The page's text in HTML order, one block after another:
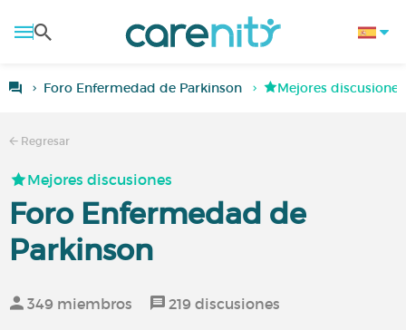
Foro Enfermedad de Parkinson Mejores discusiones
Regresar
Mejores discusiones
Foro Enfermedad de
Parkinson
349 miembros 219 discusiones